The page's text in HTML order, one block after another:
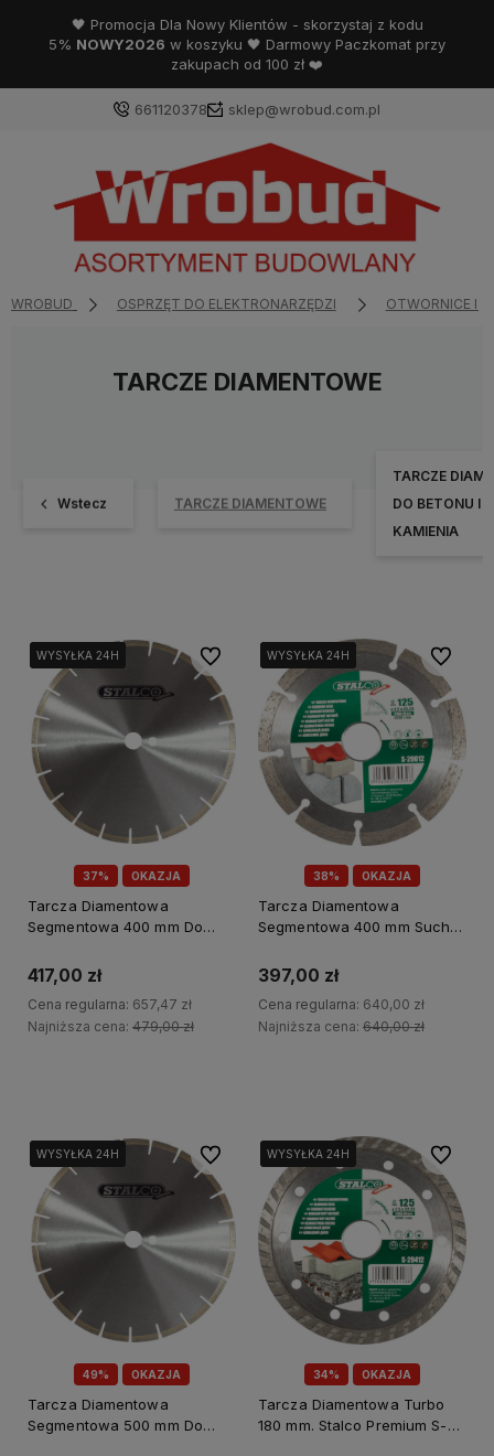
🖤 Promocja Dla Nowy Klientów - skorzystaj z kodu
5% NOWY2026 w koszyku 🖤 Darmowy Paczkomat przy
zakupach od 100 zł ❤️
661120378 sklep@wrobud.com.pl
WROBUD OSPRZĘT DO ELEKTRONARZĘDZI OTWORNICE I
TARCZE DIAMENTOWE
Wstecz TARCZE DIAMENTOWE
TARCZE
DO BETONU I
KAMIENIA
37% OKAZJA
WYSYŁKA 24H
WYSYŁKA 24H
WYSYŁKA 24H
Tarcza Diamentowa
Segmentowa 400 mm Do
31040
417,00 zł
Cena regularna: 657,47 zł
Najniższa cena: 479,00 zł
Do ulubionych
38% OKAZJA
WYSYŁKA 24H
WYSYŁKA 24H
WYSYŁKA 24H
Tarcza Diamentowa
Segmentowa 400 mm Sucho
29040
397,00 zł
Cena regularna: 640,00 zł
Najniższa cena: 640,00 zł
Do
49% OKAZJA
WYSYŁKA 24H
WYSYŁKA 24H
WYSYŁKA 24H
Tarcza Diamentowa
Segmentowa 500 mm Do
Do ulubionych
34% OKAZJA
WYSYŁKA 24H
WYSYŁKA 24H
WYSYŁKA 24H
Tarcza Diamentowa Turbo
180 mm. Stalco Premium S-
Do